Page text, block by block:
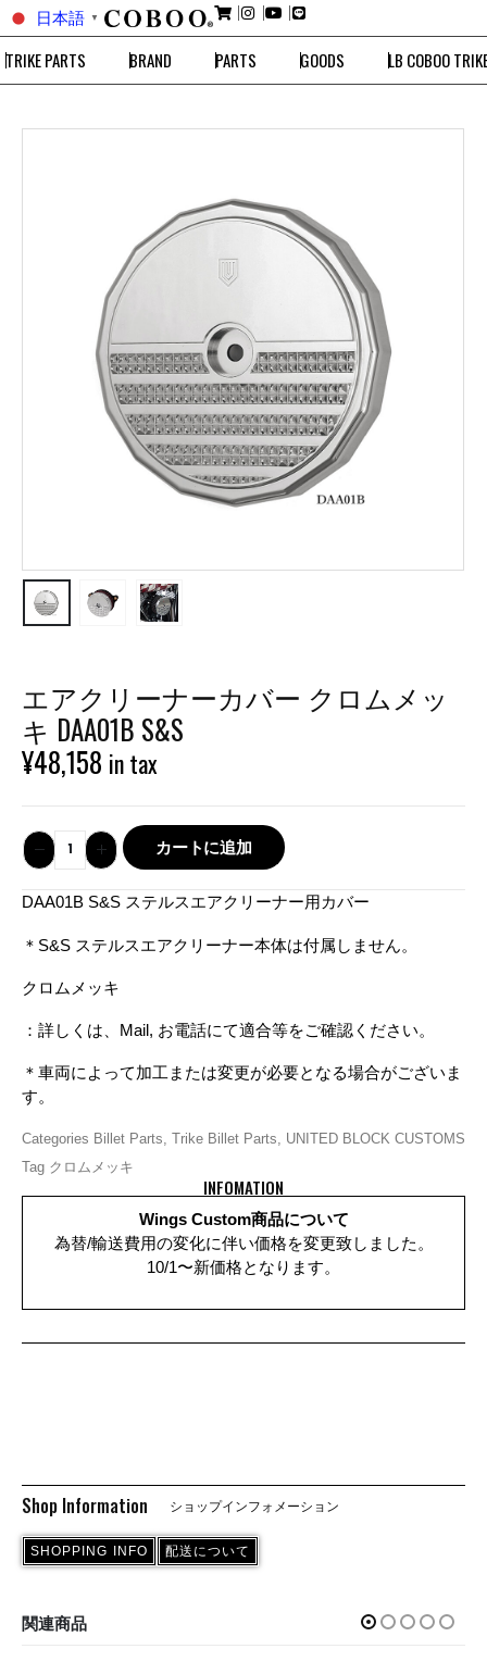
日本語 ▼
TRIKE PARTS BRAND PARTS GOODS LB COBOO
エアクリーナーカバー クロムメッ
キ DAA01B S&S
¥48,158 in tax
カートに追加
DAA01B S&S ステルスエアクリーナー用カバー
＊S&S ステルスエアクリーナー本体は付属しません。
クロムメッキ
：詳しくは、Mail, お電話にて適合等をご確認ください。
＊車両によって加工または変更が必要となる場合がございま
す。
Categories Billet Parts, Trike Billet Parts, UNITED BLOCK CUSTOMS
Tag クロムメッキ
INFOMATION
Wings Custom商品について
為替/輸送費用の変化に伴い価格を変更致しました。
10/1〜新価格となります。
Shop Information ショップインフォメーション
SHOPPING INFO 配送について
関連商品